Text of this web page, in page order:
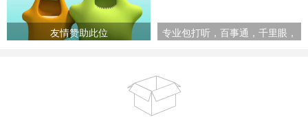
友情赞助此位
专业包打听，百事通，千里眼，
